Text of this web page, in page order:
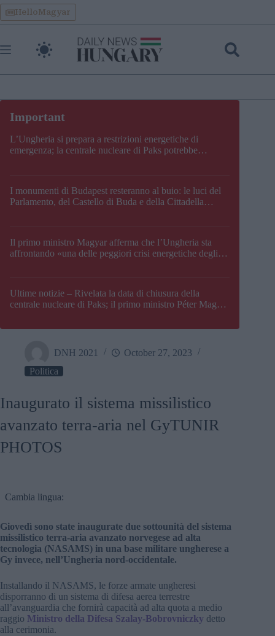
Skip
to
content
HelloMagyar
L’Ungheria si prepara a restrizioni energetiche di
emergenza; la centrale nucleare di Paks potrebbe
I monumenti di Budapest resteranno al buio: le luci del
Parlamento, del Castello di Buda e della Cittadella
Il primo ministro Magyar afferma che l’Ungheria sta
affrontando «una delle peggiori crisi energetiche degli
Ultime notizie – Rivelata la data di chiusura della
centrale nucleare di Paks; il primo ministro Péter Magyar
DNH 2021
October 27, 2023
Politica
Inaugurato il sistema missilistico
avanzato terra-aria nel GyTUNIR
PHOTOS
Cambia lingua:
Giovedì sono state inaugurate due sottounità del sistema
missilistico terra-aria avanzato norvegese ad alta
tecnologia (NASAMS) in una base militare ungherese a
Gy invece, nell’Ungheria nord-occidentale.
Installando il NASAMS, le forze armate ungheresi
disporranno di un sistema di difesa aerea terrestre
all’avanguardia che fornirà capacità ad alta quota a medio
raggio Ministro della Difesa Szalay-Bobrovniczky detto
alla cerimonia.